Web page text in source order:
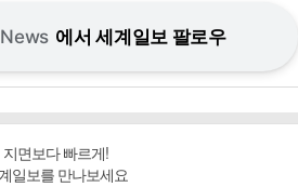
News 에서 세계일보 팔로우
지면보다 빠르게!
일보를 만나보세요